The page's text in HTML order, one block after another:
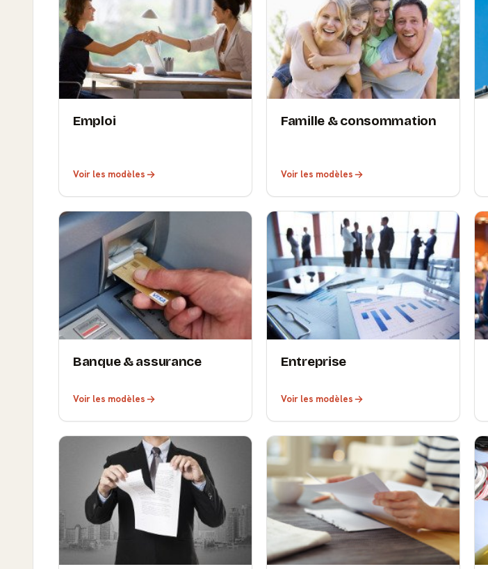
Emploi
Voir les modèles
Famille & consommation
Voir les modèles
Banque & assurance
Voir les modèles
Entreprise
Voir les modèles